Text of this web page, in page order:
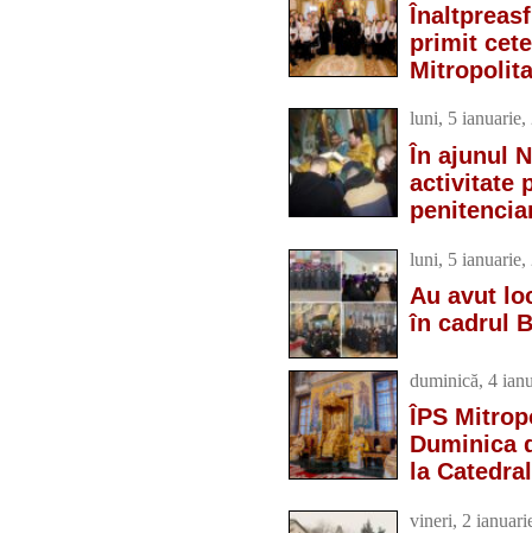
primit
luni, 5 ianuarie,
În ajunul
activitate
luni, 5 ianuarie,
Au avut
în cadrul
duminică, 4
ÎPS
Duminica
la
vineri, 2